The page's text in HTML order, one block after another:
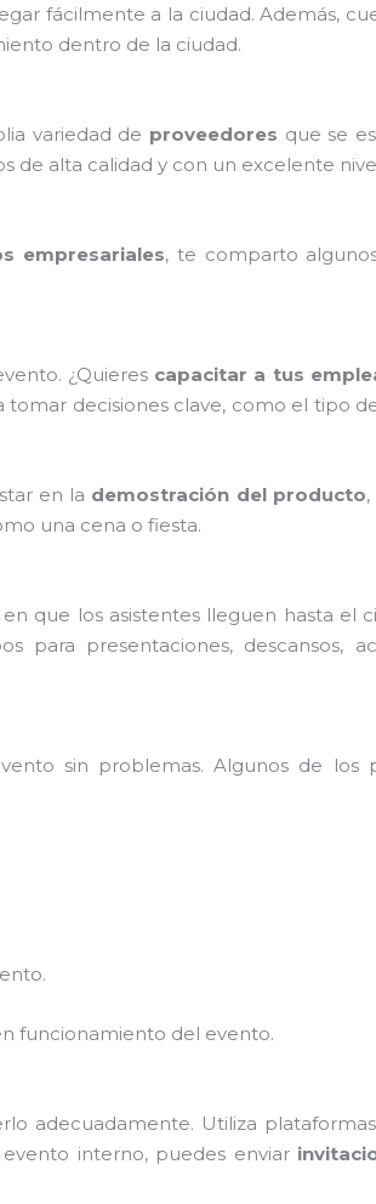
fácilmente a la ciudad. Además,
dentro de la ciudad.
variedad de proveedores que se
de alta calidad y con un excelente
empresariales, te comparto
¿Quieres capacitar a tus
decisiones clave, como el tipo
en la demostración del producto
una cena o fiesta.
que los asistentes lleguen hasta el
presentaciones, descansos,
sin problemas. Algunos de los
funcionamiento del evento.
adecuadamente. Utiliza
interno, puedes enviar